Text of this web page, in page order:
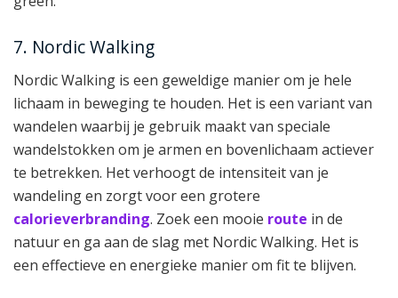
7. Nordic Walking
Nordic Walking is een geweldige manier om je hele
lichaam in beweging te houden. Het is een variant van
wandelen waarbij je gebruik maakt van speciale
wandelstokken om je armen en bovenlichaam actiever
te betrekken. Het verhoogt de intensiteit van je
wandeling en zorgt voor een grotere
calorieverbranding. Zoek een mooie route in de
natuur en ga aan de slag met Nordic Walking. Het is
een effectieve en energieke manier om fit te blijven.